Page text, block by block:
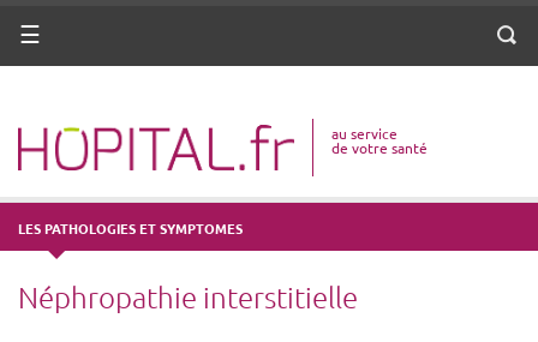
ANNUAIRE
VOTRE SANTÉ
DROITS & DÉMARCHES
MISSIONS
MÉTIERS
Menu
au service
de votre santé
LES PATHOLOGIES ET SYMPTOMES
Néphropathie interstitielle